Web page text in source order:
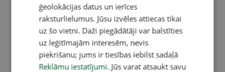
ģeolokācijas datus un ierīces
raksturlielumus. Jūsu izvēles attiecas tikai
uz šo vietni. Daži piegādātāji var balstīties
uz leģitīmajām interesēm, nevis
piekrišanu; jums ir tiesības iebilst sadaļā
Reklāmu iestatījumi. Jūs varat atsaukt savu